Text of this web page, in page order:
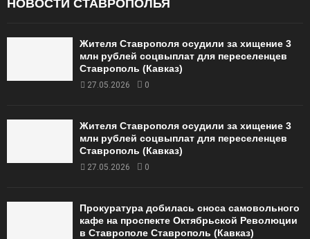
НОВОСТИ СТАВРОПОЛЬЯ
Жителя Ставрополя осудили за хищение 3
млн рублей соцвыплат для переселенцев
Ставрополь (Кавказ)
27.05.2026 0
Жителя Ставрополя осудили за хищение 3
млн рублей соцвыплат для переселенцев
Ставрополь (Кавказ)
27.05.2026 0
Прокуратура добилась сноса самовольного
кафе на проспекте Октябрьской Революции
в Ставрополе Ставрополь (Кавказ)